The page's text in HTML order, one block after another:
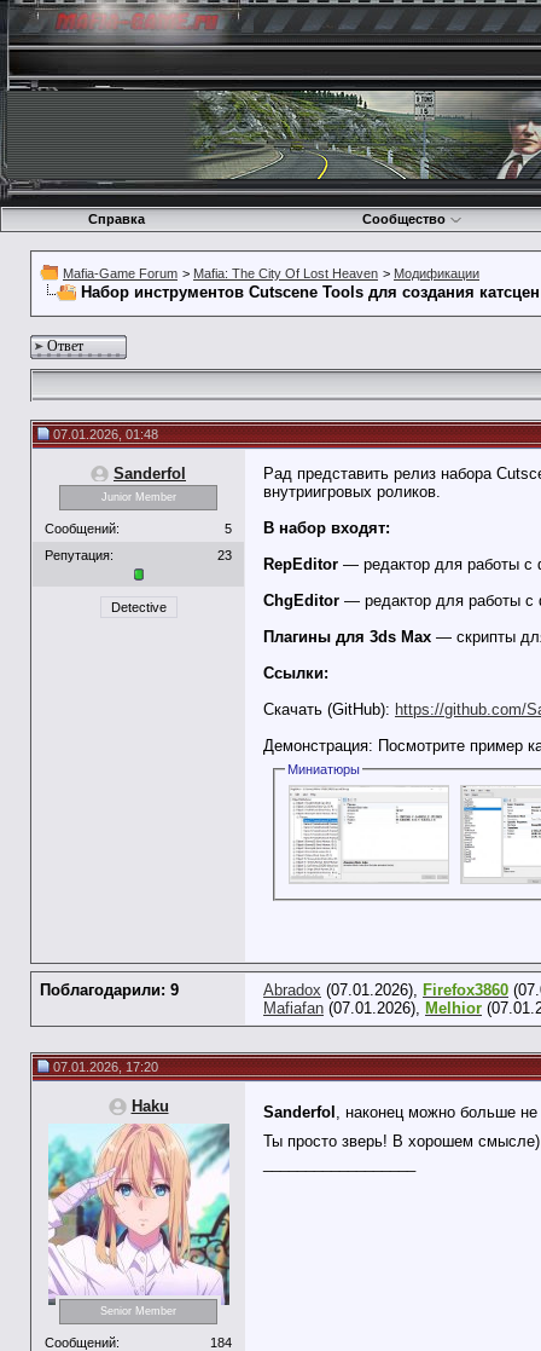
Справка Сообщество
Mafia-Game Forum > Mafia: The City Of Lost Heaven > Модификации
Набор инструментов Cutscene Tools для создания катсцен
Ответ
07.01.2026, 01:48
Sanderfol
Junior Member
Сообщений:
5
Репутация:
23
Detective
Рад представить релиз набора
внутриигровых роликов.
В набор входят:
RepEditor — редактор для работы с
ChgEditor — редактор для работы
Плагины для 3ds Max — скрипты
Ссылки:
Скачать (GitHub): https://github.com/
Демонстрация: Посмотрите пример
Миниатюры
Поблагодарили: 9 Abradox (07.01.2026), Firefox3860
Mafiafan (07.01.2026), Melhior
07.01.2026, 17:20
Haku
Senior Member
Сообщений:
184
Sanderfol , наконец можно больше
Ты просто зверь! В хорошем